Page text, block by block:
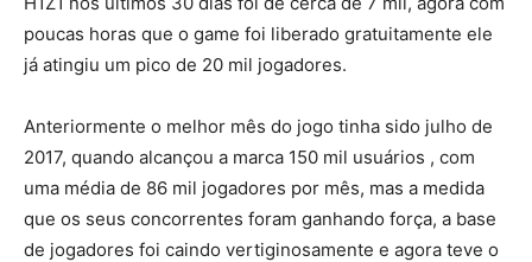
poucas horas que o game foi liberado gratuitamente ele
já atingiu um pico de 20 mil jogadores.
Anteriormente o melhor mês do jogo tinha sido julho de
2017, quando alcançou a marca 150 mil usuários , com
uma média de 86 mil jogadores por mês, mas a medida
que os seus concorrentes foram ganhando força, a base
de jogadores foi caindo vertiginosamente e agora teve o